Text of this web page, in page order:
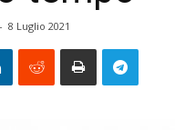
- 8 Luglio 2021